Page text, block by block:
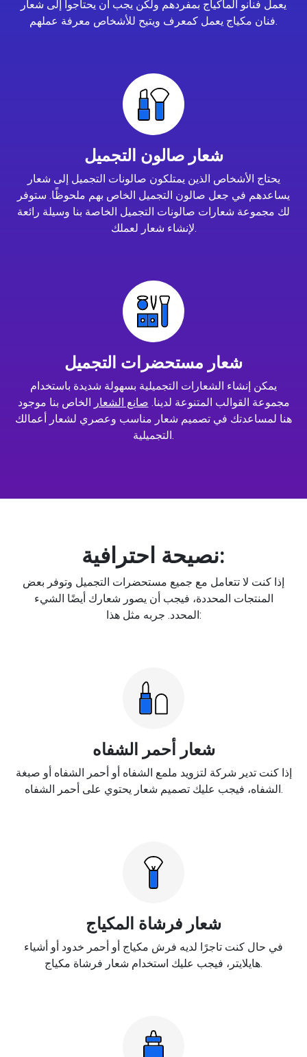
يعمل فنانو الماكياج بمفردهم ولكن يجب أن يحتاجوا إلى شعار
فنان مكياج يعمل كمعرف ويتيح للأشخاص معرفة عملهم.
شعار صالون التجميل
يحتاج الأشخاص الذين يمتلكون صالونات التجميل إلى شعار
يساعدهم في جعل صالون التجميل الخاص بهم ملحوظًا. ستوفر
لك مجموعة شعارات صالونات التجميل الخاصة بنا وسيلة رائعة
لإنشاء شعار لعملك.
شعار مستحضرات التجميل
يمكن إنشاء الشعارات التجميلية بسهولة شديدة باستخدام
مجموعة القوالب المتنوعة لدينا. صانع الشعار الخاص بنا موجود
هنا لمساعدتك في تصميم شعار مناسب وعصري لشعار أعمالك
التجميلية.
نصيحة احترافية:
إذا كنت لا تتعامل مع جميع مستحضرات التجميل وتوفر بعض
المنتجات المحددة، فيجب أن يصور شعارك أيضًا الشيء
المحدد. جربه مثل هذا:
شعار أحمر الشفاه
إذا كنت تدير شركة لتزويد ملمع الشفاه أو أحمر الشفاه أو صبغة
الشفاه، فيجب عليك تصميم شعار يحتوي على أحمر الشفاه.
شعار فرشاة المكياج
في حال كنت تاجرًا لديه فرش مكياج أو أحمر خدود أو أشياء
هايلايتر، فيجب عليك استخدام شعار فرشاة مكياج.